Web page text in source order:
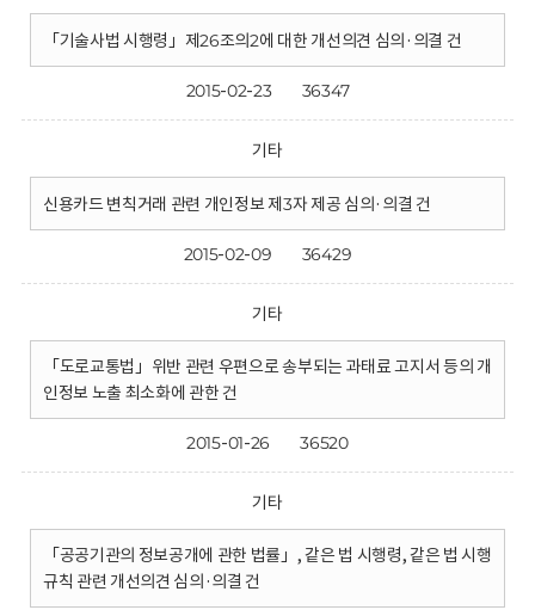
「기술사법 시행령」제26조의2에 대한 개선의견 심의·의결 건
2015-02-23 36347
기타
신용카드 변칙거래 관련 개인정보 제3자 제공 심의·의결 건
2015-02-09 36429
기타
「도로교통법」위반 관련 우편으로 송부되는 과태료 고지서 등의 개
인정보 노출 최소화에 관한 건
2015-01-26 36520
기타
「공공기관의 정보공개에 관한 법률」, 같은 법 시행령, 같은 법 시행
규칙 관련 개선의견 심의·의결 건